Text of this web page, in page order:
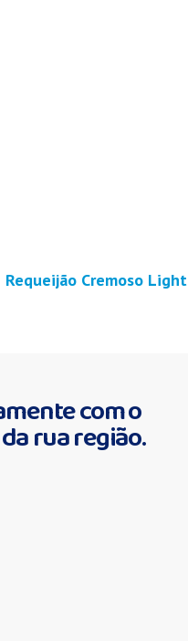
Requeijão Cremoso Light
com o
rua região.